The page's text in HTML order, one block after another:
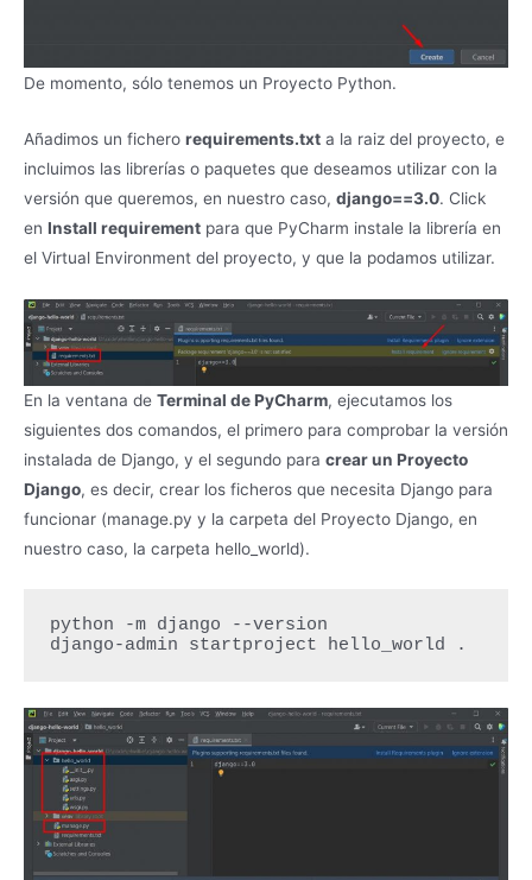
De momento, sólo tenemos un Proyecto Python.
Añadimos un fichero requirements.txt a la raiz del proyecto, e
incluimos las librerías o paquetes que deseamos utilizar con la
versión que queremos, en nuestro caso, django==3.0. Click
en Install requirement para que PyCharm instale la librería en
el Virtual Environment del proyecto, y que la podamos utilizar.
En la ventana de Terminal de PyCharm, ejecutamos los
siguientes dos comandos, el primero para comprobar la versión
instalada de Django, y el segundo para crear un Proyecto
Django, es decir, crear los ficheros que necesita Django para
funcionar (manage.py y la carpeta del Proyecto Django, en
nuestro caso, la carpeta hello_world).
python -m django --version
django-admin startproject hello_world .